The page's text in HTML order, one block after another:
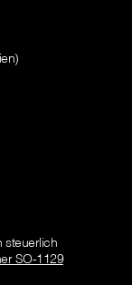
steuerlich
SO-1129